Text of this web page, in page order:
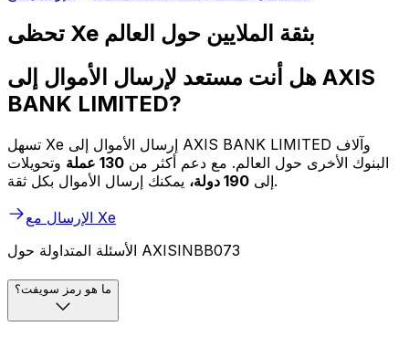
تحظى Xe بثقة الملايين حول العالم
هل أنت مستعد لإرسال الأموال إلى AXIS
BANK LIMITED?
تسهل Xe إرسال الأموال إلى AXIS BANK LIMITED وآلاف
البنوك الأخرى حول العالم. مع دعم أكثر من 130 عملة
وتحويلات
إلى 190 دولة،
يمكنك إرسال الأموال بكل ثقة.
الإرسال مع Xe
الأسئلة المتداولة حول AXISINBB073
ما هو رمز سويفت؟